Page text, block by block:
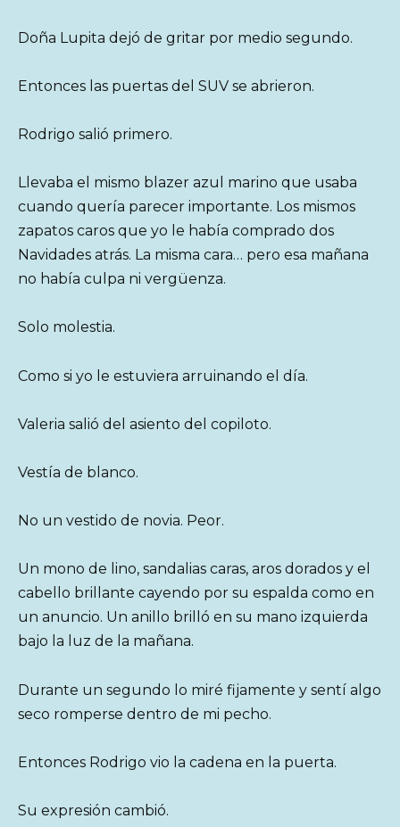
Doña Lupita dejó de gritar por medio segundo.
Entonces las puertas del SUV se abrieron.
Rodrigo salió primero.
Llevaba el mismo blazer azul marino que usaba
cuando quería parecer importante. Los mismos
zapatos caros que yo le había comprado dos
Navidades atrás. La misma cara… pero esa mañana
no había culpa ni vergüenza.
Solo molestia.
Como si yo le estuviera arruinando el día.
Valeria salió del asiento del copiloto.
Vestía de blanco.
No un vestido de novia. Peor.
Un mono de lino, sandalias caras, aros dorados y el
cabello brillante cayendo por su espalda como en
un anuncio. Un anillo brilló en su mano izquierda
bajo la luz de la mañana.
Durante un segundo lo miré fijamente y sentí algo
seco romperse dentro de mi pecho.
Entonces Rodrigo vio la cadena en la puerta.
Su expresión cambió.